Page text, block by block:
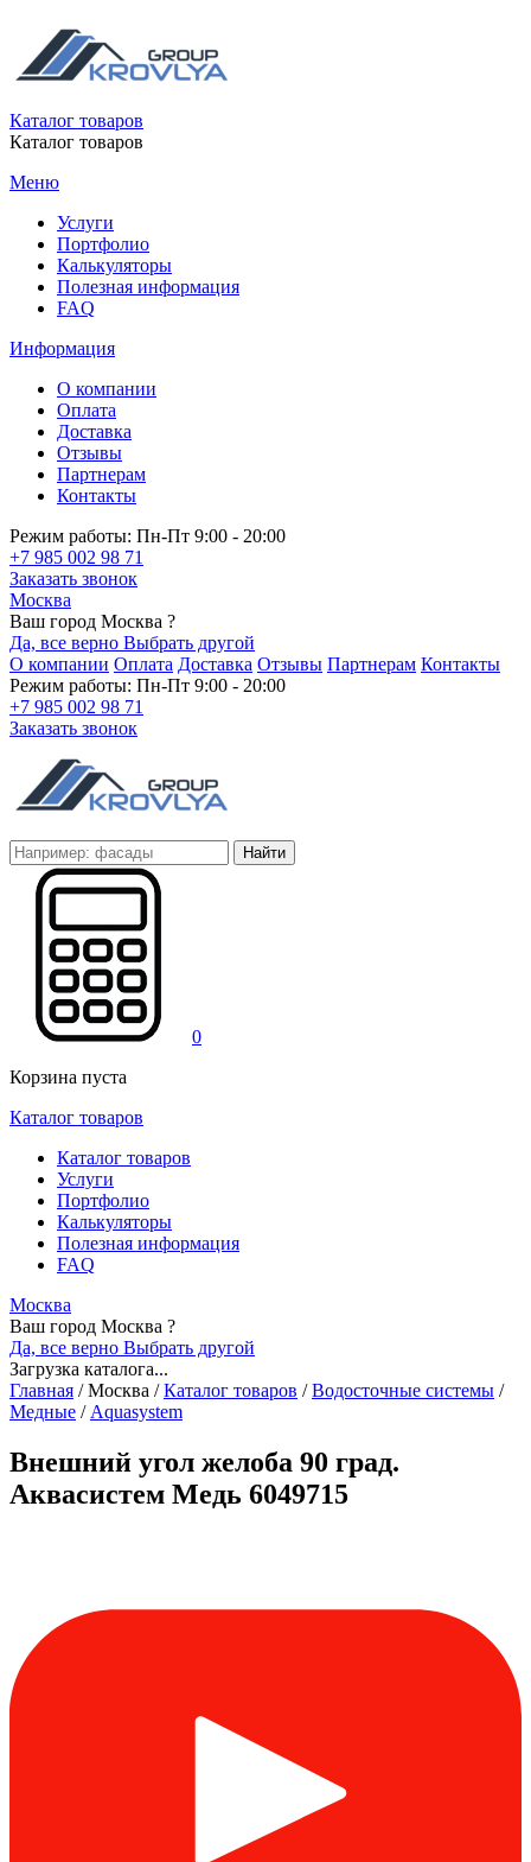
Каталог товаров
Каталог товаров
Меню
Услуги
Портфолио
Калькуляторы
Полезная информация
FAQ
Информация
О компании
Оплата
Доставка
Отзывы
Партнерам
Контакты
Режим работы: Пн-Пт 9:00 - 20:00
+7 985 002 98 71
Заказать звонок
Москва
Ваш город Москва ?
Да, все верно Выбрать другой
О компании Оплата Доставка Отзывы Партнерам Контакты
Режим работы: Пн-Пт 9:00 - 20:00
+7 985 002 98 71
Заказать звонок
Найти
0
Корзина пуста
Каталог товаров
Каталог товаров
Услуги
Портфолио
Калькуляторы
Полезная информация
FAQ
Москва
Ваш город Москва ?
Да, все верно Выбрать другой
Загрузка каталога...
Главная /Москва / Каталог товаров / Водосточные системы /
Медные / Aquasystem
Внешний угол желоба 90 град.
Аквасистем Медь 6049715